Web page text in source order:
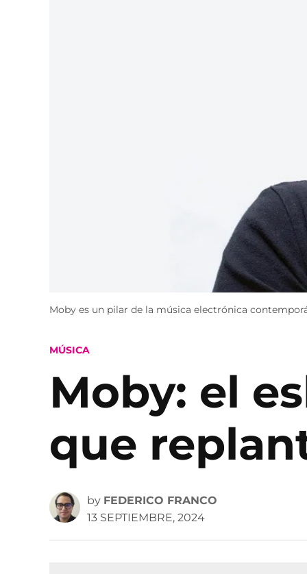
Moby es un pilar de la música electrónica
POSTED
MÚSICA
Moby: el
que
by FEDERICO FRANCO
13 SEPTIEMBRE, 2024